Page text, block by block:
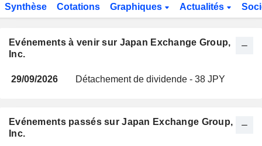
Synthèse Cotations Graphiques Actualités
Evénements à venir sur Japan Exchange Group,
Inc.
29/09/2026 Détachement de dividende - 38 JPY
Evénements passés sur Japan Exchange Group,
Inc.